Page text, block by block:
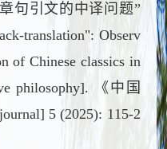
句引文的中译问题”
translation": Observ
of Chinese classics in
philosophy]. 《中国
5 (2025): 115-2